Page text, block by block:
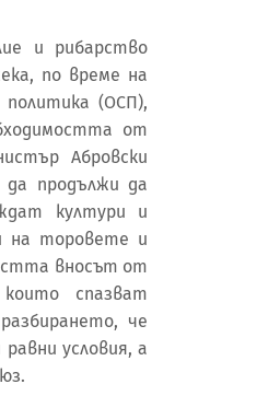
и рибарство
по време на
(ОСП),
от
Абровски
продължи да
култури и
на торовете и
вносът от
спазват
че
условия, а